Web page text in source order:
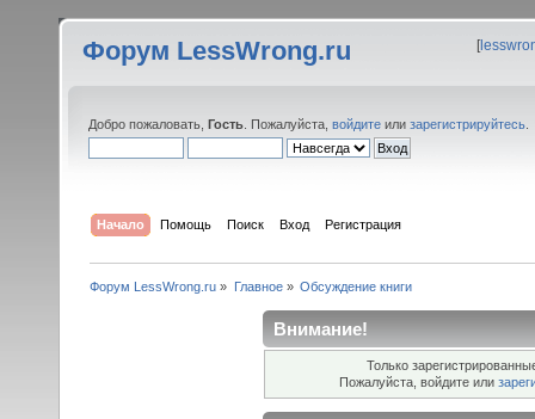
Форум LessWrong.ru [
Добро пожаловать, Гость . Пожалуйста, войдите или зарегистрируйтесь
Начало Помощь Поиск Вход Регистрация
Форум LessWrong.ru » Главное» Обсуждение книги
Внимание!
Только
Пожалуйста, войдите или